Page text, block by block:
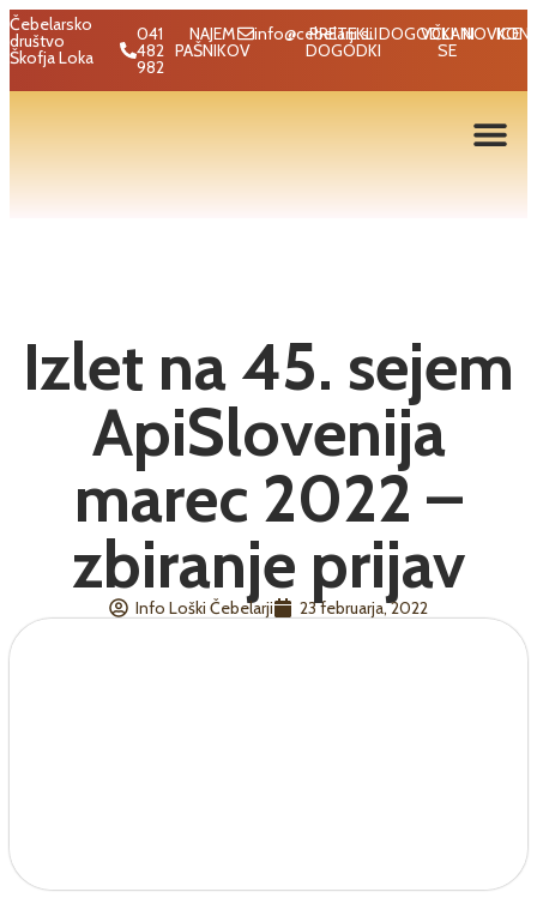
Čebelarsko
društvo
Škofja Loka
041
482
982
NAJEM
PAŠNIKOV
info@cebelarji.si
PRETEKLI
DOGODKI
DOGODKI
VČLANI
SE
NOVICE
Izlet na 45. sejem
ApiSlovenija
marec 2022 –
zbiranje prijav
Info Loški Čebelarji 23 februarja, 2022